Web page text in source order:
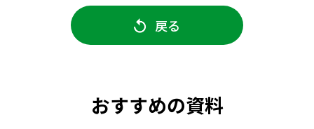
戻る
おすすめの資料